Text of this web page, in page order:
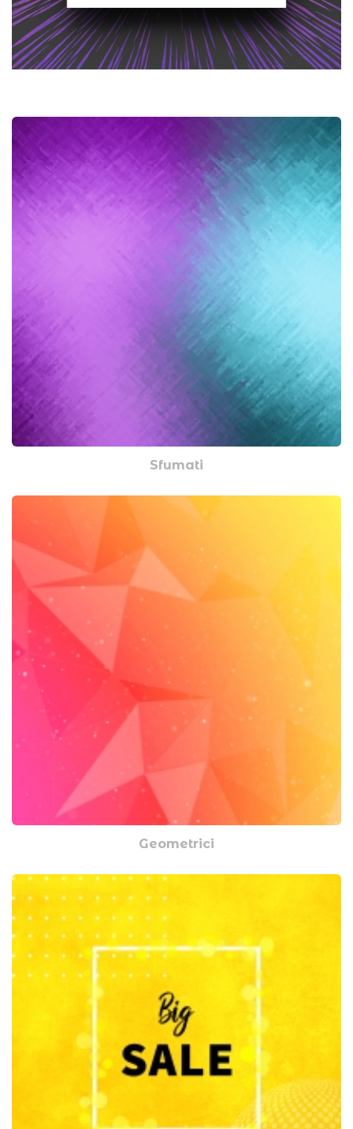
Sfumati
Geometrici